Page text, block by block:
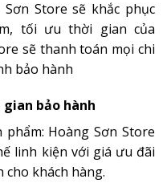
Store sẽ khắc phục
tối ưu thời gian của
sẽ thanh toán mọi chi
bảo hành
bảo hành
Hoàng Sơn Store
linh kiện với giá ưu đãi
khách hàng.